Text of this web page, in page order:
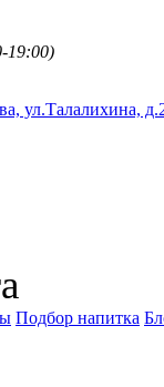
ул.Талалихина,
Подбор напитка